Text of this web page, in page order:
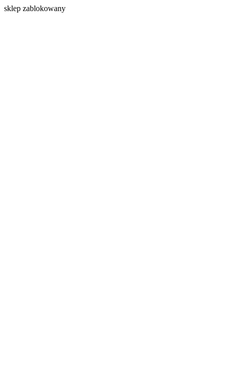
sklep zablokowany